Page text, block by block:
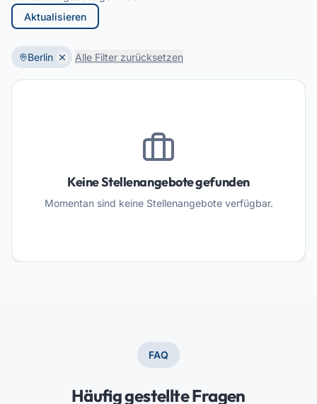
Aktualisieren
Berlin Alle Filter zurücksetzen
Keine Stellenangebote gefunden
Momentan sind keine Stellenangebote verfügbar.
FAQ
Häufig gestellte Fragen